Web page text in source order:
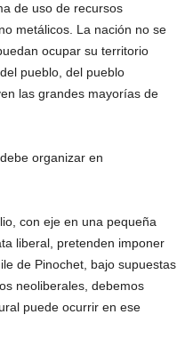
de uso de recursos
metálicos. La nación no se
ocupar su territorio
pueblo, del pueblo
las grandes mayorías de
organizar en
con eje en una pequeña
liberal, pretenden imponer
de Pinochet, bajo supuestas
neoliberales, debemos
puede ocurrir en ese